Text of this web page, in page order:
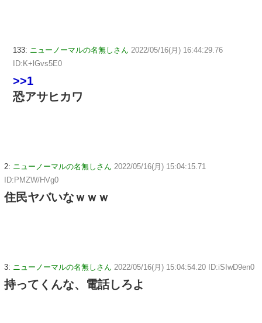
133: ニューノーマルの名無しさん 2022/05/16(月) 16:44:29.76
ID:K+lGvs5E0
>>1
恐アサヒカワ
2: ニューノーマルの名無しさん 2022/05/16(月) 15:04:15.71
ID:PMZW/HVg0
住民ヤバいなｗｗｗ
3: ニューノーマルの名無しさん 2022/05/16(月) 15:04:54.20 ID:iSIwD9en0
持ってくんな、電話しろよ